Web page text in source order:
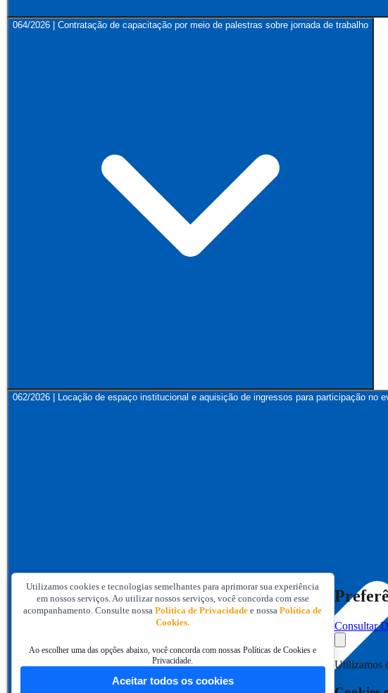
064/2026 | Contratação de capacitação por meio de palestras sobre jornada de trabalho
062/2026 | Locação de espaço institucional e aquisição de ingressos para participação no
Utilizamos cookies e tecnologias semelhantes para aprimorar sua experiência
em nossos serviços. Ao utilizar nossos serviços, você concorda com esse
acompanhamento. Consulte nossaPolítica de Privacidade e nossaPolítica de
Cookies.
Ao escolher uma das opções abaixo, você concorda com nossas Políticas de Cookies e
Privacidade.
Aceitar todos os cookies
Consultar
Utilizamos